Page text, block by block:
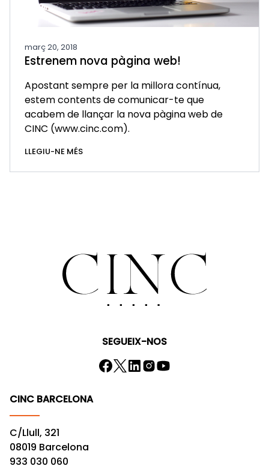
març 20, 2018
Estrenem nova pàgina web!
Apostant sempre per la millora contínua,
estem contents de comunicar-te que
acabem de llançar la nova pàgina web de
CINC (www.cinc.com).
LLEGIU-NE MÉS
SEGUEIX-NOS
CINC BARCELONA
C/Llull, 321
08019 Barcelona
933 030 060